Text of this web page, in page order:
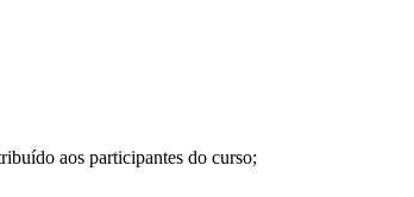
aos participantes do curso;